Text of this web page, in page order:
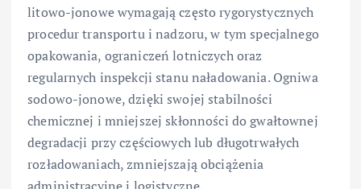
litowo-jonowe wymagają często rygorystycznych
procedur transportu i nadzoru, w tym specjalnego
opakowania, ograniczeń lotniczych oraz
regularnych inspekcji stanu naładowania. Ogniwa
sodowo-jonowe, dzięki swojej stabilności
chemicznej i mniejszej skłonności do gwałtownej
degradacji przy częściowych lub długotrwałych
rozładowaniach, zmniejszają obciążenia